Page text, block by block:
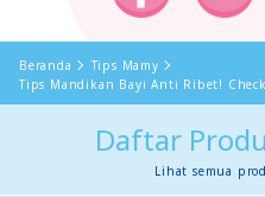
Beranda
Tips Mamy
Tips Mandikan Bayi Anti Ribet!
Daftar
Lihat semua